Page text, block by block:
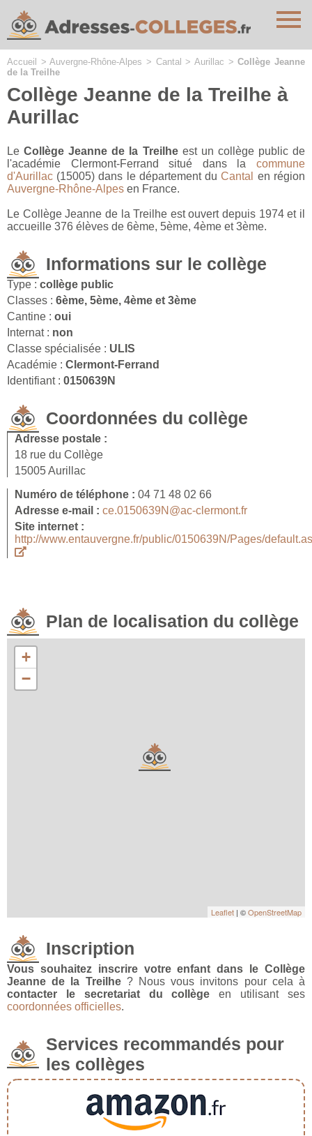
Accueil >Auvergne-Rhône-Alpes > Cantal >Aurillac >Collège Jeanne
de la Treilhe
Collège Jeanne de la Treilhe à
Aurillac
LeCollège Jeanne de la Treilheest un collège public de
l'académie Clermont-Ferrand situé dans la commune
d'Aurillac (15005) dans le département duCantal
en région
Auvergne-Rhône-Alpes en France.
Le Collège Jeanne de la Treilhe est ouvert depuis 1974 et il
accueille 376 élèves de 6ème, 5ème, 4ème et 3ème.
Informations sur le collège
Type : collège public
Classes : 6ème, 5ème, 4ème et 3ème
Cantine : oui
Internat : non
Classe spécialisée : ULIS
Académie : Clermont-Ferrand
Identifiant : 0150639N
Coordonnées du collège
Adresse postale :
18 rue du Collège
15005 Aurillac
Numéro de téléphone : 04 71 48 02 66
Adresse e-mail : ce.0150639N@ac-clermont.fr
Site internet :
http://www.entauvergne.fr/public/0150639N/Pages/
Plan de localisation du collège
+
−
Leaflet | ©OpenStreetMap
Inscription
Vous souhaitez inscrire votre enfant dans le Collège
Jeanne de la Treilhe? Nous vous invitons pour cela à
contacter le secretariat du collège en utilisant ses
coordonnées officielles.
Services recommandés pour
les collèges